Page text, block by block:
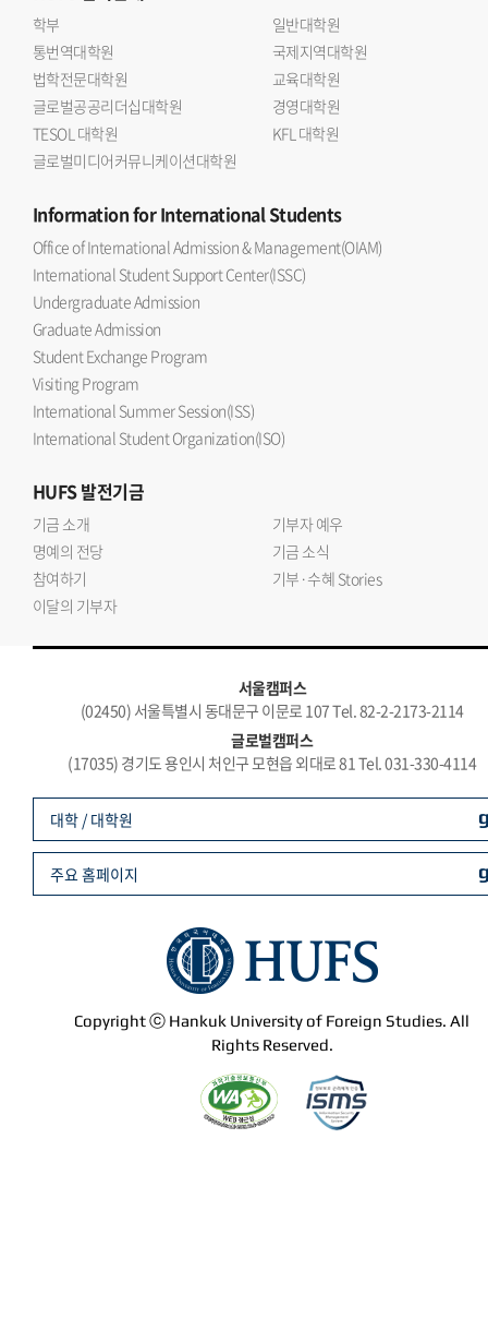
학부
일반대학원
통번역대학원
국제지역대학원
법학전문대학원
교육대학원
글로벌공공리더십대학원
경영대학원
TESOL 대학원
KFL 대학원
글로벌미디어커뮤니케이션대학원
Informationfor International Students
Office of International Admission & Management(OIAM)
International Student Support Center(ISSC)
Undergraduate Admission
Graduate Admission
Student Exchange Program
Visiting Program
International Summer Session(ISS)
International Student Organization(ISO)
HUFS발전기금
기금 소개
기부자 예우
명예의 전당
기금 소식
참여하기
기부·수혜 Stories
이달의 기부자
서울캠퍼스
(02450) 서울특별시 동대문구 이문로 107 Tel. 82-2-2173-2114
글로벌캠퍼스
(17035) 경기도 용인시 처인구 모현읍 외대로 81 Tel. 031-330-4114
Copyright ⓒ Hankuk University of Foreign Studies. All
Rights Reserved.
대학 / 대학원
주요 홈페이지